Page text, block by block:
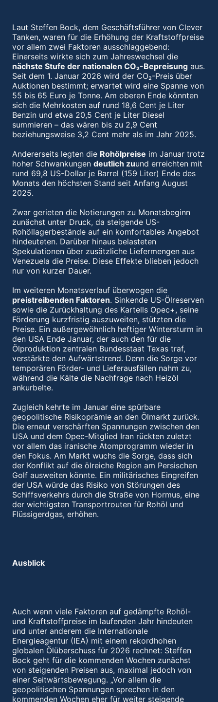
Laut Steffen Bock, dem Geschäftsführer von Clever
Tanken, waren für die Erhöhung der Kraftstoffpreise
vor allem zwei Faktoren ausschlaggebend:
Einerseits wirkte sich zum Jahreswechsel die
nächste Stufe der nationalen CO₂-Bepreisung aus.
Seit dem 1. Januar 2026 wird der CO₂-Preis über
Auktionen bestimmt; erwartet wird eine Spanne von
55 bis 65 Euro je Tonne. Am oberen Ende könnten
sich die Mehrkosten auf rund 18,6 Cent je Liter
Benzin und etwa 20,5 Cent je Liter Diesel
summieren – das wären bis zu 2,9 Cent
beziehungsweise 3,2 Cent mehr als im Jahr 2025.
Andererseits legten die Rohölpreise im Januar trotz
hoher Schwankungen deutlich zuund erreichten mit
rund 69,8 US-Dollar je Barrel (159 Liter) Ende des
Monats den höchsten Stand seit Anfang August
2025.
Zwar gerieten die Notierungen zu Monatsbeginn
zunächst unter Druck, da steigende US-
Rohöllagerbestände auf ein komfortables Angebot
hindeuteten. Darüber hinaus belasteten
Spekulationen über zusätzliche Liefermengen aus
Venezuela die Preise. Diese Effekte blieben jedoch
nur von kurzer Dauer.
Im weiteren Monatsverlauf überwogen die
preistreibenden Faktoren. Sinkende US-Ölreserven
sowie die Zurückhaltung des Kartells Opec+, seine
Förderung kurzfristig auszuweiten, stützten die
Preise. Ein außergewöhnlich heftiger Wintersturm in
den USA Ende Januar, der auch den für die
Ölproduktion zentralen Bundesstaat Texas traf,
verstärkte den Aufwärtstrend. Denn die Sorge vor
temporären Förder- und Lieferausfällen nahm zu,
während die Kälte die Nachfrage nach Heizöl
ankurbelte.
Zugleich kehrte im Januar eine spürbare
geopolitische Risikoprämie an den Ölmarkt zurück.
Die erneut verschärften Spannungen zwischen den
USA und dem Opec-Mitglied Iran rückten zuletzt
vor allem das iranische Atomprogramm wieder in
den Fokus. Am Markt wuchs die Sorge, dass sich
der Konflikt auf die ölreiche Region am Persischen
Golf ausweiten könnte. Ein militärisches Eingreifen
der USA würde das Risiko von Störungen des
Schiffsverkehrs durch die Straße von Hormus, eine
der wichtigsten Transportrouten für Rohöl und
Flüssigerdgas, erhöhen.
Ausblick
Auch wenn viele Faktoren auf gedämpfte Rohöl-
und Kraftstoffpreise im laufenden Jahr hindeuten
und unter anderem die Internationale
Energieagentur (IEA) mit einem rekordhohen
globalen Ölüberschuss für 2026 rechnet: Steffen
Bock geht für die kommenden Wochen zunächst
von steigenden Preisen aus, maximal jedoch von
einer Seitwärtsbewegung. „Vor allem die
geopolitischen Spannungen sprechen in den
kommenden Wochen eher für weiter steigende